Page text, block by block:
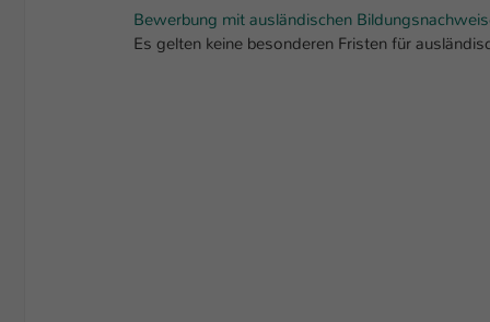
Bewerbung mit ausländischen
Es gelten keine besonderen Fristen für